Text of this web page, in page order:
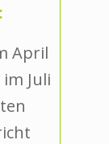
April
Juli